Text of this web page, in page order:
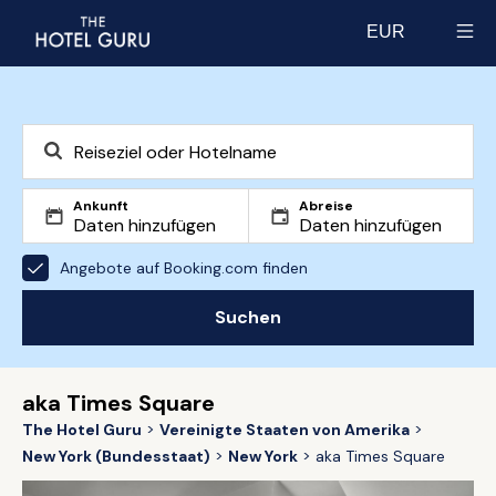
EUR
Ankunft Abreise
Angebote auf Booking.com finden
Suchen
aka Times Square
The Hotel Guru
Vereinigte Staaten von Amerika
New York (Bundesstaat)
New York aka Times Square